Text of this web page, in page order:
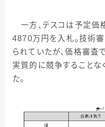
一方、テスコは予定価
4870万円を入札。技術
られていたが、価格審査
実質的に競争することな
た。